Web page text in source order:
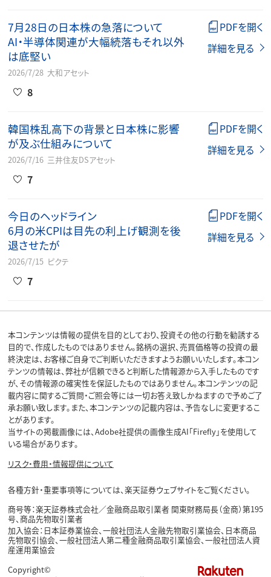
7月28日の日本株の急落について
AI・半導体関連が大幅続落もそれ以外
は底堅い
2026/7/28 大和アセット
8
PDFを開く
詳細を見る
韓国株乱高下の背景と日本株に影響
が及ぶ仕組みについて
2026/7/16 三井住友DSアセット
7
PDFを開く
詳細を見る
今日のヘッドライン
6月の米CPIは目先の利上げ観測を後
退させたが
2026/7/15 ピクテ
7
PDFを開く
詳細を見る
本コンテンツは情報の提供を目的としており、投資その他の行動を勧誘する
目的で、作成したものではありません。銘柄の選択、売買価格等の投資の最
終決定は、お客様ご自身でご判断いただきますようお願いいたします。本コン
テンツの情報は、弊社が信頼できると判断した情報源から入手したものです
が、その情報源の確実性を保証したものではありません。本コンテンツの記
載内容に関するご質問・ご照会等には一切お答え致しかねますので予めご了
承お願い致します。また、本コンテンツの記載内容は、予告なしに変更するこ
とがあります。
当サイトの掲載画像には、Adobe社提供の画像生成AI「Firefly」を使用して
いる場合があります。
リスク・費用・情報提供について
各種方針・重要事項等については、楽天証券ウェブサイトをご覧ください。
商号等：楽天証券株式会社／金融商品取引業者 関東財務局長（金商）第195
号、商品先物取引業者
加入協会：日本証券業協会、一般社団法人金融先物取引業協会、日本商品
先物取引協会、一般社団法人第二種金融商品取引業協会、一般社団法人資
産運用業協会
Copyright©